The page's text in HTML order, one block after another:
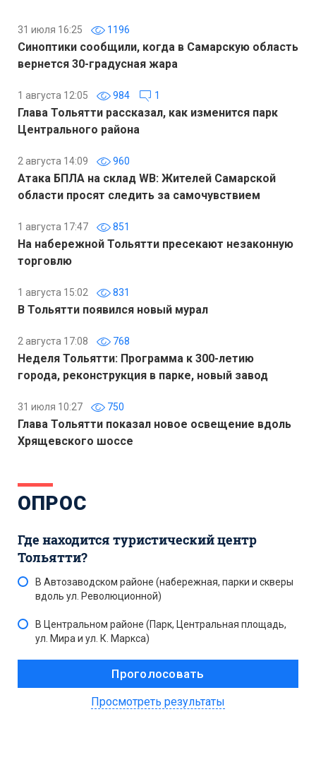
31 июля 16:25 1196
Синоптики сообщили, когда в Самарскую область
вернется 30-градусная жара
1 августа 12:05 984 1
Глава Тольятти рассказал, как изменится парк
Центрального района
2 августа 14:09 960
Атака БПЛА на склад WB: Жителей Самарской
области просят следить за самочувствием
1 августа 17:47 851
На набережной Тольятти пресекают незаконную
торговлю
1 августа 15:02 831
В Тольятти появился новый мурал
2 августа 17:08 768
Неделя Тольятти: Программа к 300-летию
города, реконструкция в парке, новый завод
31 июля 10:27 750
Глава Тольятти показал новое освещение вдоль
Хрящевского шоссе
ОПРОС
Где находится туристический центр
Тольятти?
В Автозаводском районе (набережная, парки и скверы
вдоль ул. Революционной)
В Центральном районе (Парк, Центральная площадь,
ул. Мира и ул. К. Маркса)
Просмотреть результаты